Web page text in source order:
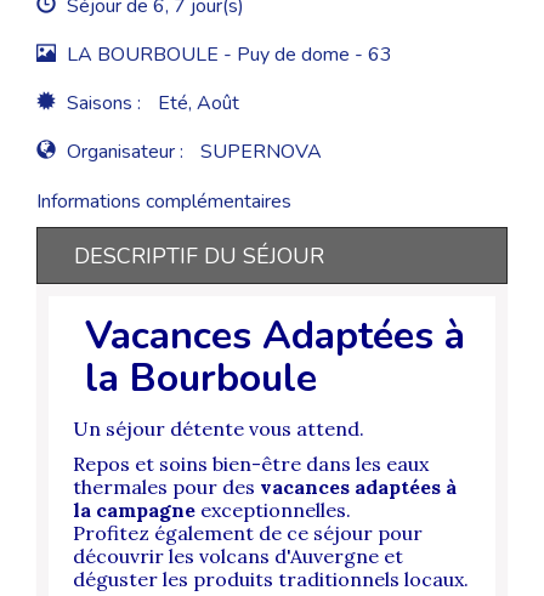
Séjour de 6, 7 jour(s)
LA BOURBOULE - Puy de dome - 63
Saisons :
Eté, Août
Organisateur :
SUPERNOVA
Informations complémentaires
DESCRIPTIF DU SÉJOUR
Vacances Adaptées à
la Bourboule
Un séjour détente vous attend.
Repos et soins bien-être dans les eaux
thermales pour des vacances adaptées à
la campagne exceptionnelles.
Profitez également de ce séjour pour
découvrir les volcans d'Auvergne et
déguster les produits traditionnels locaux.